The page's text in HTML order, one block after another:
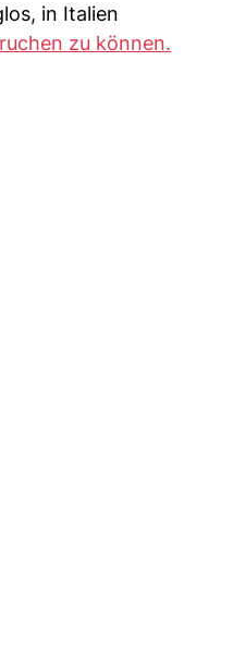
in Italien
zu können.